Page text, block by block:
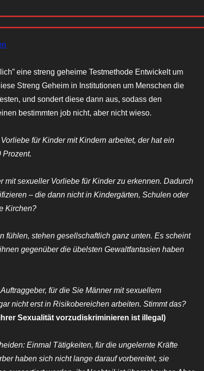
eine streng geheime Testmethode Entwickelt um
Streng Geheim in Institutionen um Menschen die
und sondert diese dann aus, sodass den
bestimmten job nicht, aber nicht wieso.
für Kinder mit Kindern arbeitet, der hat ein
Prozent.
mit sexueller Vorliebe für Kinder zu erkennen. Dadurch
– die dann nicht in Kindergärten, Schulen oder
Kirchen?
fühlen, stehen gesellschaftlich ganz unten. Es scheint
gegenüber die übelsten Gewaltfantasien haben
für die Sie Männer mit sexuellem
nicht erst in Risikobereichen arbeiten. Stimmt das?
Sexualität vorzudiskriminieren ist illegal)
Einmal Tätigkeiten, für die ungelernte Kräfte
haben sich nicht lange darauf vorbereitet, sie